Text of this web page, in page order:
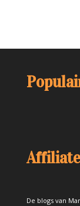
De blogs van